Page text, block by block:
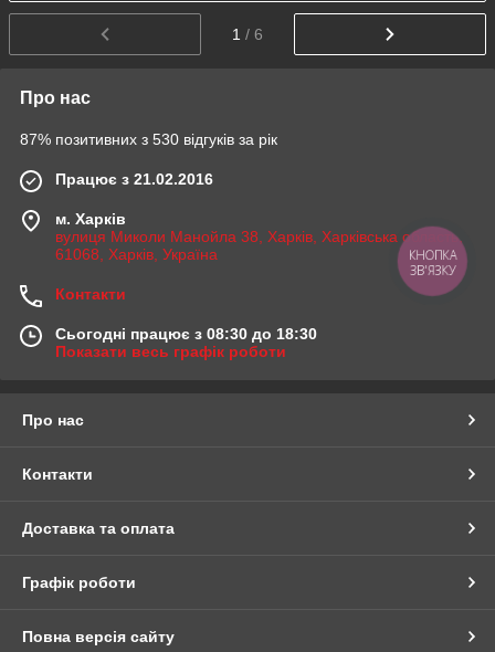
1 / 6
Про нас
87% позитивних з 530 відгуків за рік
Працює з 21.02.2016
м. Харків
вулиця Миколи Манойла 38, Харків, Харківська область,
61068, Харків, Україна
Контакти
Сьогодні працює з 08:30 до 18:30
Показати весь графік роботи
Про нас
Контакти
Доставка та оплата
Графік роботи
Повна версія сайту
КНОПКА
ЗВ'ЯЗКУ